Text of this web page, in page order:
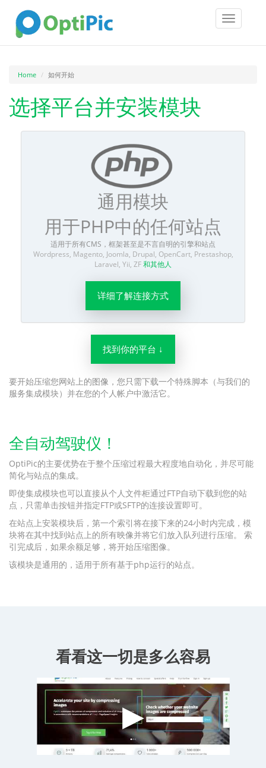
Toggle
Home 如何开始
选择平台并安装模块
通用模块
用于PHP中的任何站点
适用于所有CMS，框架甚至是不言自明的引擎和站点
Wordpress, Magento, Joomla, Drupal, OpenCart, Prestashop,
Laravel, Yii, ZF和其他人
详细了解连接方式
找到你的平台 ↓
要开始压缩您网站上的图像，您只需下载一个特殊脚本（与我们的
服务集成模块）并在您的个人帐户中激活它。
全自动驾驶仪！
OptiPic的主要优势在于整个压缩过程最大程度地自动化，并尽可能
简化与站点的集成。
即使集成模块也可以直接从个人文件柜通过FTP自动下载到您的站
点，只需单击按钮并指定FTP或SFTP的连接设置即可。
在站点上安装模块后，第一个索引将在接下来的24小时内完成，模
块将在其中找到站点上的所有映像并将它们放入队列进行压缩。 索
引完成后，如果余额足够，将开始压缩图像。
该模块是通用的，适用于所有基于php运行的站点。
看看这一切是多么容易